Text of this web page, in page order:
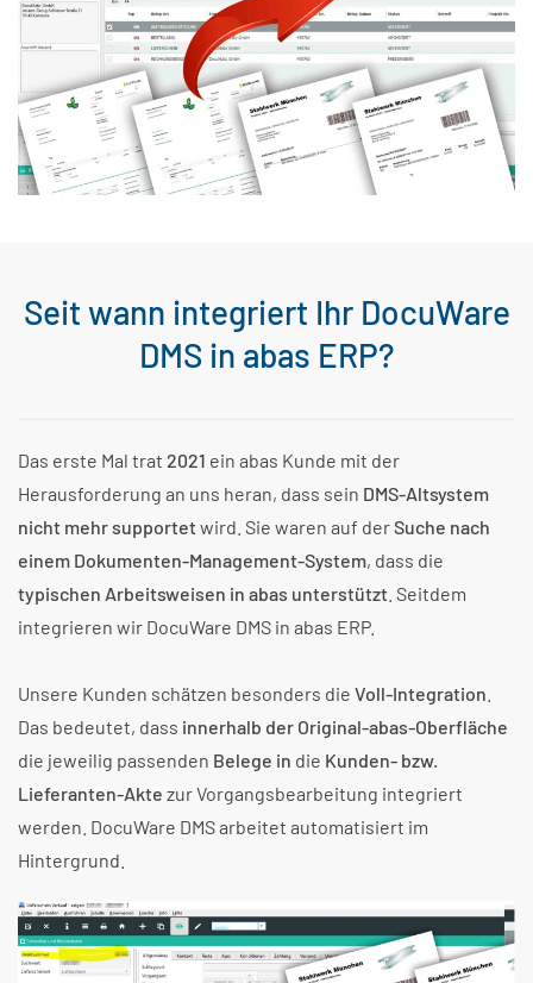
Seit wann integriert Ihr DocuWare
DMS in abas ERP?
Das erste Mal trat 2021 ein abas Kunde mit der
Herausforderung an uns heran, dass sein DMS-Altsystem
nicht mehr supportet wird. Sie waren auf derSuche nach
einem Dokumenten-Management-System, dass die
typischen Arbeitsweisen in abas unterstützt . Seitdem
integrieren wir DocuWare DMS in abas ERP.
Unsere Kunden schätzen besonders die Voll-Integration
Das bedeutet, dass innerhalb der Original-abas-Oberfläche
die jeweilig passenden Belege in die Kunden- bzw.
Lieferanten-Akte zur Vorgangsbearbeitung integriert
werden. DocuWare DMS arbeitet automatisiert im
Hintergrund.